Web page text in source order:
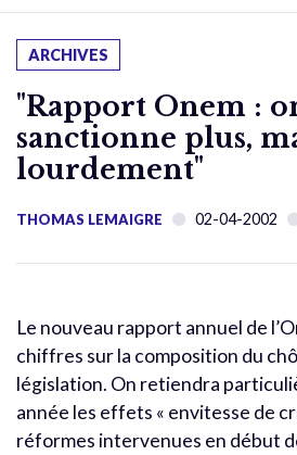
ARCHIVES
"Rapport Onem :
sanctionne plus,
lourdement"
THOMAS LEMAIGRE 02-04-2002
Le nouveau rapport annuel de
chiffres sur la composition du
législation. On retiendra
année les effets « envitesse de
réformes intervenues en début